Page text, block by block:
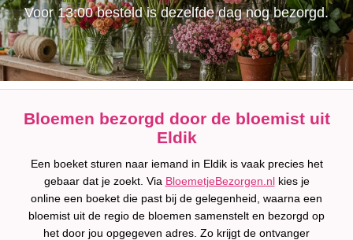
Voor 13:00 besteld is dezelfde dag nog bezorgd.
Bloemen bezorgd door de bloemist uit
Eldik
Een boeket sturen naar iemand in Eldik is vaak precies het
gebaar dat je zoekt. Via BloemetjeBezorgen.nlkies je
online een boeket die past bij de gelegenheid, waarna een
bloemist uit de regio de bloemen samenstelt en bezorgd op
het door jou opgegeven adres. Zo krijgt de ontvanger